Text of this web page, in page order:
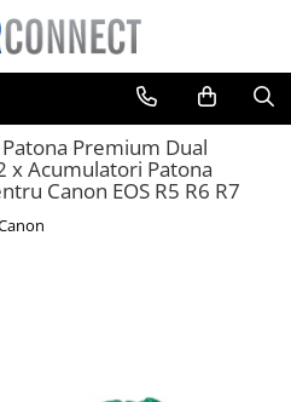
Premium Dual
x Acumulatori Patona
Canon EOS R5 R6 R7